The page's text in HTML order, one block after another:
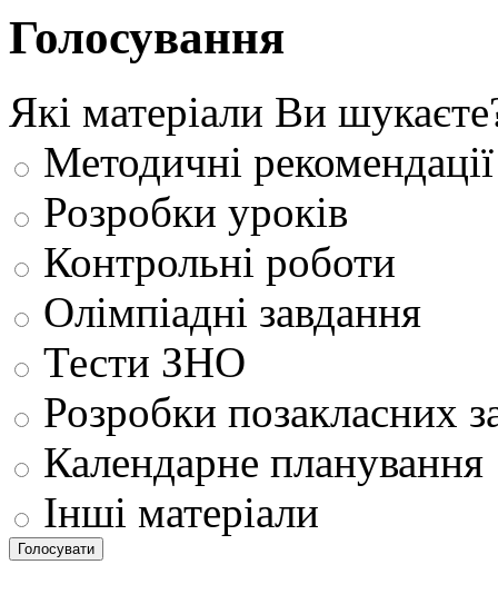
Голосування
Які матеріали Ви
Методичні рекомендації
Розробки уроків
Контрольні роботи
Олімпіадні завдання
Тести ЗНО
Розробки позакласних
Календарне планування
Інші матеріали